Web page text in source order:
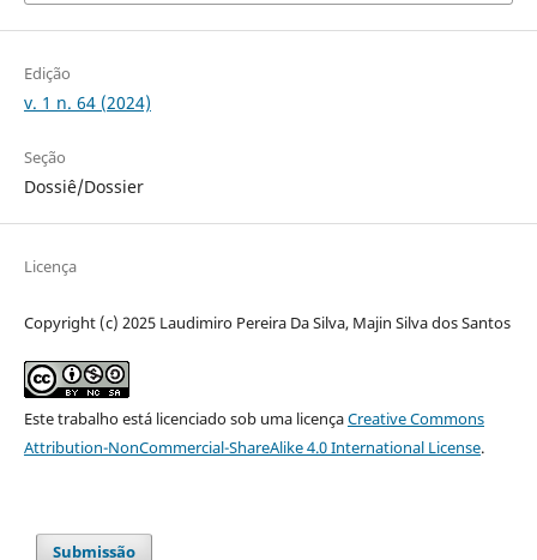
Edição
v. 1 n. 64 (2024)
Seção
Dossiê/Dossier
Licença
Copyright (c) 2025 Laudimiro Pereira Da Silva, Majin Silva dos Santos
Este trabalho está licenciado sob uma licençaCreative Commons
Attribution-NonCommercial-ShareAlike 4.0 International License.
Submissão